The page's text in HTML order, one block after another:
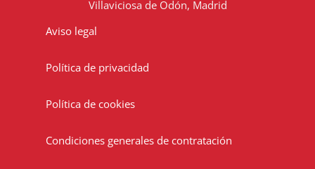
Villaviciosa de Odón, Madrid
Aviso legal
Política de privacidad
Política de cookies
Condiciones generales de contratación